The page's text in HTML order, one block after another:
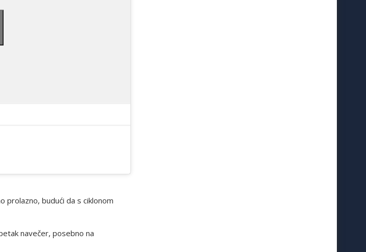
prolazno, budući da s ciklonom
navečer, posebno na